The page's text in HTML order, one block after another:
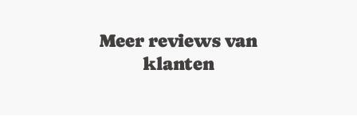
Meer reviews van
klanten